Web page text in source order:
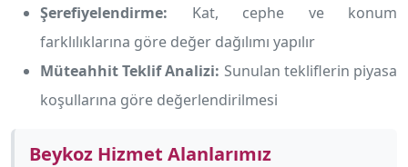
Şerefiyelendirme: Kat, cephe ve konum
farklılıklarına göre değer dağılımı yapılır
Müteahhit Teklif Analizi: Sunulan tekliflerin piyasa
koşullarına göre değerlendirilmesi
Beykoz Hizmet Alanlarımız